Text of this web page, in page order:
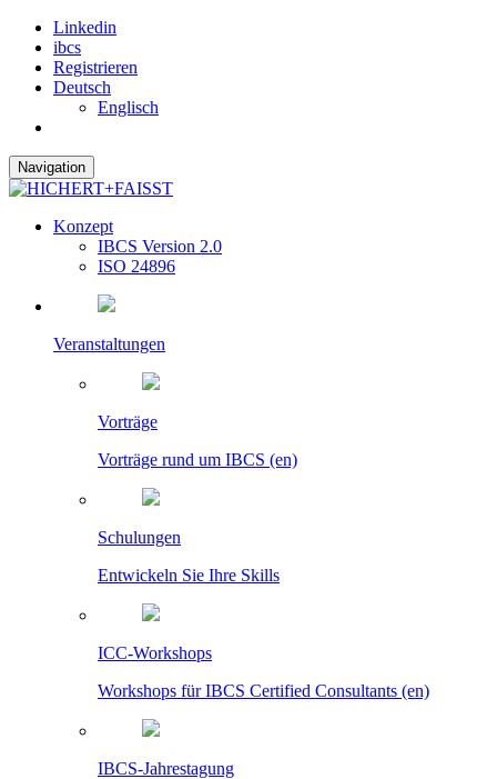
Linkedin
ibcs
Registrieren
Deutsch
Englisch
Navigation
Konzept
IBCS Version 2.0
ISO 24896
Veranstaltungen
Vorträge
Vorträge rund um IBCS (en)
Schulungen
Entwickeln Sie Ihre Skills
ICC-Workshops
Workshops für IBCS Certified Consultants (en)
IBCS-Jahrestagung